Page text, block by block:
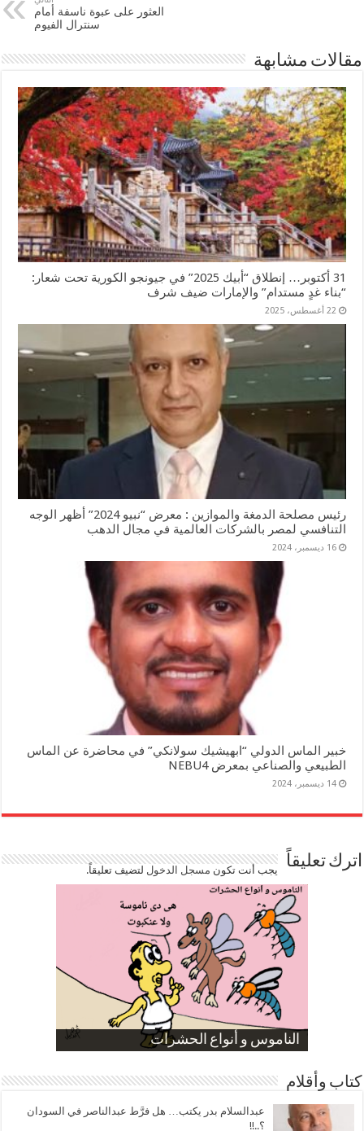
العثور على عبوة ناسفة أمام
سنترال الفيوم
مقالات مشابهة
31 أكتوبر… إنطلاق “أبيك 2025” في جيونجو الكورية تحت شعار:
“بناء غدٍ مستدام” والإمارات ضيف شرف
22 أغسطس، 2025
رئيس مصلحة الدمغة والموازين : معرض “نبيو 2024” أظهر الوجه
التنافسي لمصر بالشركات العالمية في مجال الدهب
16 ديسمبر، 2024
خبير الماس الدولي “ابهيشيك سولانكي” في محاضرة عن الماس
الطبيعي والصناعي بمعرض NEBU4
14 ديسمبر، 2024
اترك تعليقاً يجب أنت تكون مسجل الدخوللتضيف تعليقاً.
الناموس و أنواع الحشرات
الموظفين بعد ارتفاع الأسعار
ارتفاع نسبة الطلاق في مصر
صورة كاركاتيرية
صورة كاركاتيرية
كتاب وأقلام
عبدالسلام بدر يكتب… هل فرَّط عبدالناصر في السودان
؟..!!